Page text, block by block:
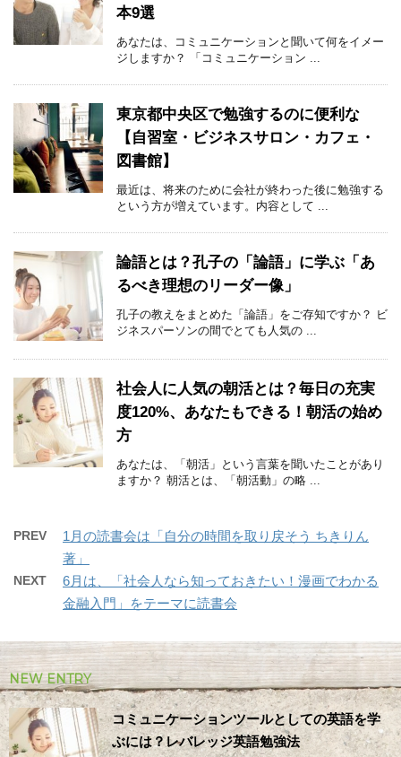
本9選
あなたは、コミュニケーションと聞いて何をイメー
ジしますか？ 「コミュニケーション ...
東京都中央区で勉強するのに便利な
【自習室・ビジネスサロン・カフェ・
図書館】
最近は、将来のために会社が終わった後に勉強する
という方が増えています。内容として ...
論語とは？孔子の「論語」に学ぶ「あ
るべき理想のリーダー像」
孔子の教えをまとめた「論語」をご存知ですか？ ビ
ジネスパーソンの間でとても人気の ...
社会人に人気の朝活とは？毎日の充実
度120%、あなたもできる！朝活の始め
方
あなたは、「朝活」という言葉を聞いたことがあり
ますか？ 朝活とは、「朝活動」の略 ...
PREV
1月の読書会は「自分の時間を取り戻そう ちきりん
著」
NEXT
6月は、「社会人なら知っておきたい！漫画でわかる
金融入門」をテーマに読書会
NEW ENTRY
コミュニケーションツールとしての英語を学
ぶには？レバレッジ英語勉強法